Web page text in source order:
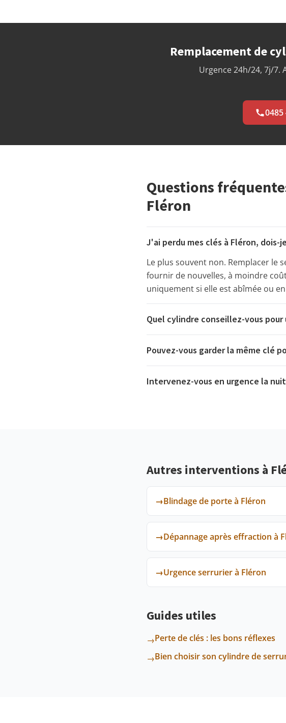
Remplacement de
Urgence 24h/24, 7j/7.
0485
Questions
Fléron
J'ai perdu mes clés à Fléron, dois-
Le plus souvent non. Remplacer le
fournir de nouvelles, à moindre
uniquement si elle est abîmée ou
Quel cylindre conseillez-vous pour
Pouvez-vous garder la même clé
Intervenez-vous en urgence la
Autres interventions à
→Blindage de porte à Fléron
→Dépannage après effraction à
→Urgence serrurier à Fléron
Guides utiles
→Perte de clés : les bons réflexes
→Bien choisir son cylindre de